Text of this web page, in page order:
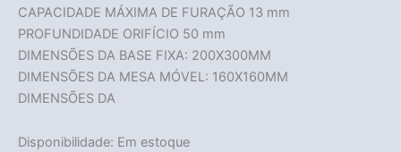
CAPACIDADE MÁXIMA DE FURAÇÃO 13 mm
PROFUNDIDADE ORIFÍCIO 50 mm
DIMENSÕES DA BASE FIXA: 200X300MM
DIMENSÕES DA MESA MÓVEL: 160X160MM
DIMENSÕES DA
Disponibilidade: Em estoque